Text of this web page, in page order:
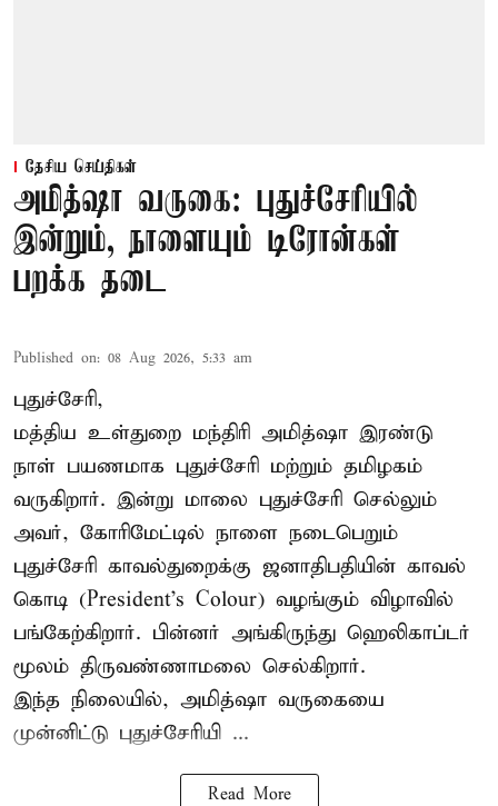
தேசிய செய்திகள்
அமித்ஷா வருகை: புதுச்சேரியில்
இன்றும், நாளையும் டிரோன்கள்
பறக்க தடை
Published on: 08 Aug 2026, 5:33 am
புதுச்சேரி,
மத்திய உள்துறை மந்திரி அமித்ஷா இரண்டு
நாள் பயணமாக புதுச்சேரி மற்றும் தமிழகம்
வருகிறார். இன்று மாலை புதுச்சேரி செல்லும்
அவர், கோரிமேட்டில் நாளை நடைபெறும்
புதுச்சேரி காவல்துறைக்கு ஜனாதிபதியின் காவல்
கொடி (President's Colour) வழங்கும் விழாவில்
பங்கேற்கிறார். பின்னர் அங்கிருந்து ஹெலிகாப்டர்
மூலம் திருவண்ணாமலை செல்கிறார்.
இந்த நிலையில், அமித்ஷா வருகையை
முன்னிட்டு புதுச்சேரியி ...
Read More